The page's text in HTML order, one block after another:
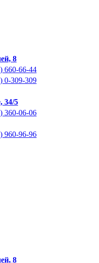
8
660-66-44
0-309-309
34/5
360-06-06
960-96-96
8